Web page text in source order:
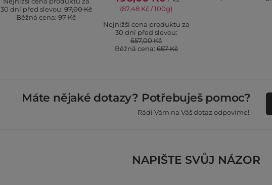
30 dní před slevou: 97,00 Kč
Běžná cena:97 Kč
(87,48 Kč / 100g)
Nejnižší cena produktu za
30 dní před slevou:
657,00 Kč
Běžná cena:657 Kč
Máte nějaké dotazy? Potřebuješ pomoc?
Rádi Vám na Váš dotaz odpovíme!.
NAPIŠTE SVŮJ NÁZOR